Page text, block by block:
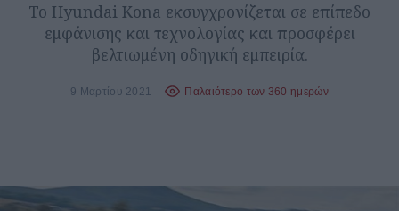
Το Hyundai Kona εκσυγχρονίζεται σε επίπεδο
εμφάνισης και τεχνολογίας και προσφέρει
βελτιωμένη οδηγική εμπειρία.
9 Μαρτίου 2021 Παλαιότερο των 360 ημερών